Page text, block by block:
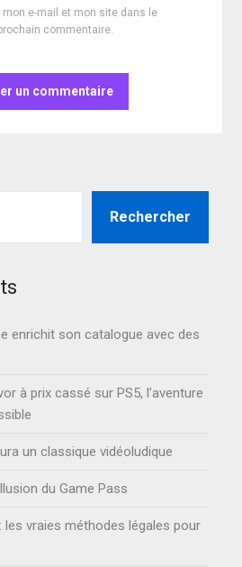
e-mail et mon site dans le
commentaire.
Rechercher
enrichit son catalogue avec des
à prix cassé sur PS5, l’aventure
un classique vidéoludique
du Game Pass
les vraies méthodes légales pour